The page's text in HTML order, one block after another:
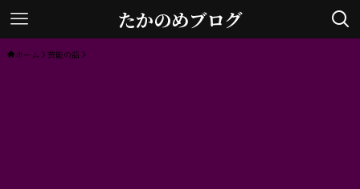
たかのめブログ
ホーム 芸能の話